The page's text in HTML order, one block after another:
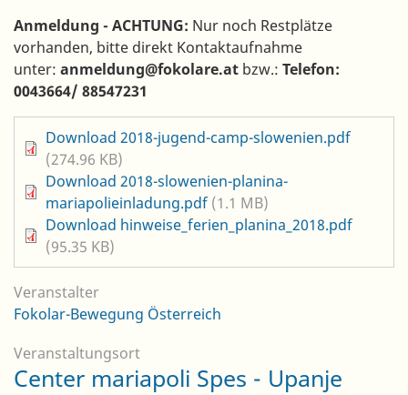
Anmeldung - ACHTUNG: Nur noch Restplätze
vorhanden, bitte direkt Kontaktaufnahme
unter: anmeldung@fokolare.at bzw.: Telefon:
0043664/ 88547231
DateiDownload 2018-jugend-camp-slowenien.pdf
(274.96 KB)
DateiDownload 2018-slowenien-planina-
mariapolieinladung.pdf (1.1 MB)
DateiDownload hinweise_ferien_planina_2018.pdf
(95.35 KB)
Veranstalter
Fokolar-Bewegung Österreich
Veranstaltungsort
Center mariapoli Spes - Upanje